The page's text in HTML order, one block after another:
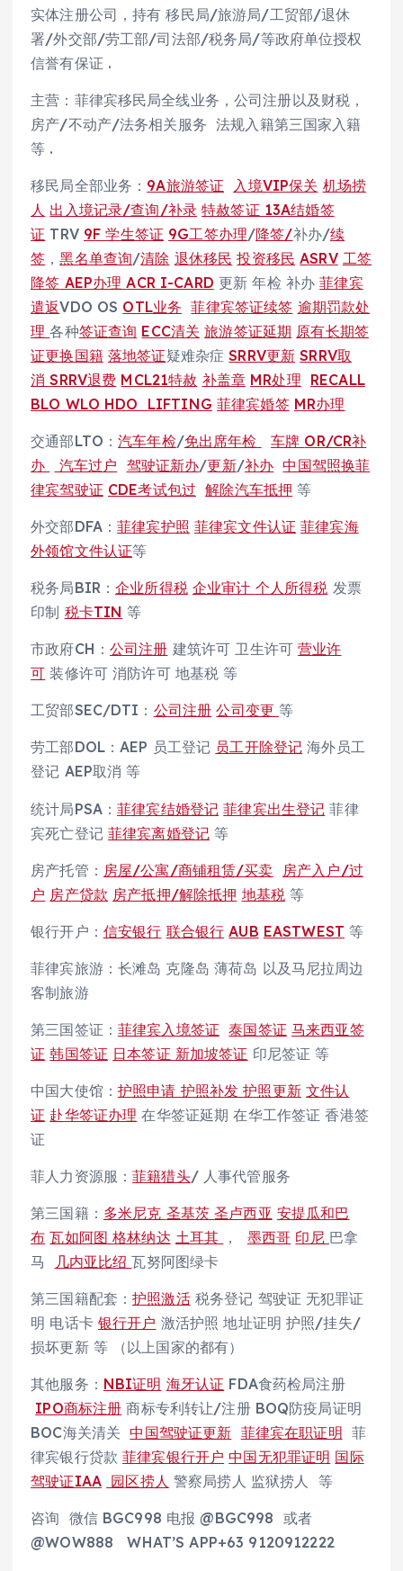
实体注册公司，持有 移民局/旅游局/工贸部/退休
署/外交部/劳工部/司法部/税务局/等政府单位授权
信誉有保证 .
主营：菲律宾移民局全线业务，公司注册以及财税，
房产/不动产/法务相关服务 法规入籍第三国家入籍
等 .
移民局全部业务： 9A旅游签证 入境VIP保关 机场捞
人 出入境记录/查询/补录 特赦签证 13A结婚签
证 TRV 9F 学生签证 9G工签办理/降签/补办/续
签 ，黑名单查询/清除 退休移民 投资移民 ASRV 工签
降签 AEP办理ACR I-CARD 更新 年检 补办菲律宾
遣返VDO OS OTL业务 菲律宾签证续签 逾期罚款处
理各种签证查询 ECC清关 旅游签证延期 原有长期签
证更换国籍 落地签证疑难杂症SRRV更新 SRRV取
消SRRV退费 MCL21特赦 补盖章 MR处理 RECALL
BLO WLO HDO LIFTING 菲律宾婚签 MR办理
交通部LTO：汽车年检/免出席年检 车牌 OR/CR补
办
汽车过户 驾驶证新办/更新/补办 中国驾照换菲
律宾驾驶证 CDE考试包过 解除汽车抵押 等
外交部DFA：菲律宾护照 菲律宾文件认证 菲律宾海
外领馆文件认证等
税务局BIR：企业所得税 企业审计 个人所得税 发票
印制 税卡TIN 等
市政府CH： 公司注册 建筑许可 卫生许可营业许
可 装修许可 消防许可 地基税 等
工贸部SEC/DTI： 公司注册 公司变更 等
劳工部DOL：AEP 员工登记 员工开除登记 海外员工
登记 AEP取消 等
统计局PSA：菲律宾结婚登记 菲律宾出生登记 菲律
宾死亡登记 菲律宾离婚登记等
房产托管： 房屋/公寓/商铺租赁/买卖
房产入户/过
户 房产贷款 房产抵押/解除抵押 地基税 等
银行开户： 信安银行 联合银行 AUB EASTWEST 等
菲律宾旅游：长滩岛 克隆岛 薄荷岛 以及马尼拉周边
客制旅游
第三国签证： 菲律宾入境签证 泰国签证 马来西亚签
证 韩国签证 日本签证 新加坡签证 印尼签证 等
中国大使馆： 护照申请 护照补发 护照更新 文件认
证 赴华签证办理 在华签证延期 在华工作签证 香港签
证
菲人力资源服：菲籍猎头/ 人事代管服务
第三国籍： 多米尼克 圣基茨圣卢西亚 安提瓜和巴
布 瓦如阿图格林纳达 土耳其 ， 墨西哥 印尼 巴拿
马
几内亚比绍瓦努阿图绿卡
第三国籍配套：护照激活税务登记 驾驶证 无犯罪证
明 电话卡 银行开户 激活护照 地址证明 护照/挂失/
损坏更新 等 （以上国家的都有）
其他服务： NBI证明 海牙认证 FDA食药检局注册
IPO商标注册 商标专利转让/注册 BOQ防疫局证明
BOC海关清关中国驾驶证更新 菲律宾在职证明 菲
律宾银行贷款菲律宾银行开户 中国无犯罪证明 国际
驾驶证IAA 园区捞人 警察局捞人 监狱捞人 等
咨询 微信 BGC998 电报 @BGC998 或者
@WOW888 WHAT’S APP+63 9120912222